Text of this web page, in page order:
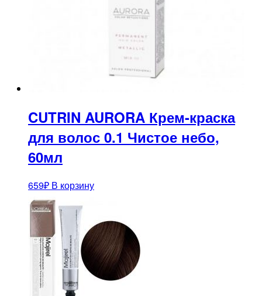
CUTRIN AURORA Крем-краска
для волос 0.1 Чистое небо,
60мл
659₽ В корзину